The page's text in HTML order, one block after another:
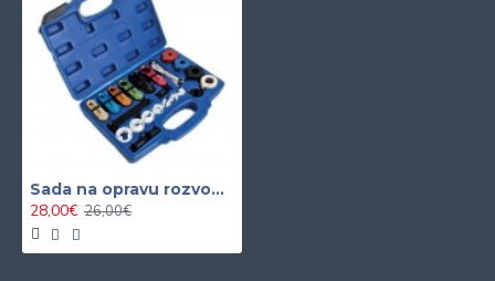
Sada na opravu rozvodov klimatizácie ASTA
28,00€ 26,00€